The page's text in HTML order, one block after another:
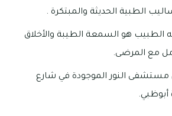
الطبية الحديثة والمبتكرة .
الطبيب هو السمعة الطيبة والأخلاق
مع المرضى.
النور الموجودة في شارع
أبوظبي.